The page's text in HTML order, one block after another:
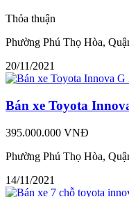
Thỏa thuận
Phường Phú Thọ Hòa,
20/11/2021
Bán xe Toyota
395.000.000 VNĐ
Phường Phú Thọ Hòa,
14/11/2021